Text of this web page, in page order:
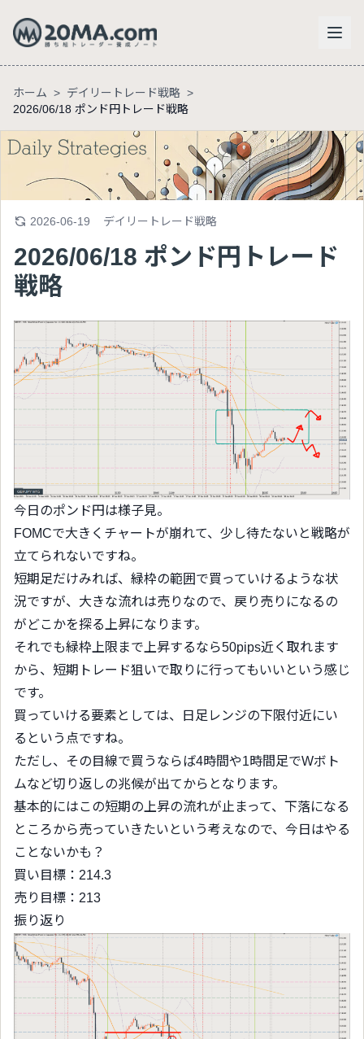
ホーム > デイリートレード戦略 >
2026/06/18 ポンド円トレード戦略
2026-06-19 デイリートレード戦略
2026/06/18 ポンド円トレード
戦略
今日のポンド円は様子見。
FOMCで大きくチャートが崩れて、少し待たないと戦略が
立てられないですね。
短期足だけみれば、緑枠の範囲で買っていけるような状
況ですが、大きな流れは売りなので、戻り売りになるの
がどこかを探る上昇になります。
それでも緑枠上限まで上昇するなら50pips近く取れます
から、短期トレード狙いで取りに行ってもいいという感じ
です。
買っていける要素としては、日足レンジの下限付近にい
るという点ですね。
ただし、その目線で買うならば4時間や1時間足でWボト
ムなど切り返しの兆候が出てからとなります。
基本的にはこの短期の上昇の流れが止まって、下落になる
ところから売っていきたいという考えなので、今日はやる
ことないかも？
買い目標：214.3
売り目標：213
振り返り